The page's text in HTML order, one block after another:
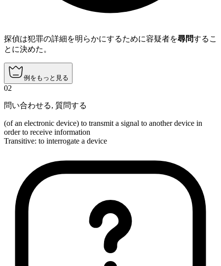
探偵は犯罪の詳細を明らかにするために容疑者を尋問するこ
とに決めた。
例をもっと見る
02
問い合わせる, 質問する
(of an electronic device) to transmit a signal to another device in
order to receive information
Transitive: to interrogate a device